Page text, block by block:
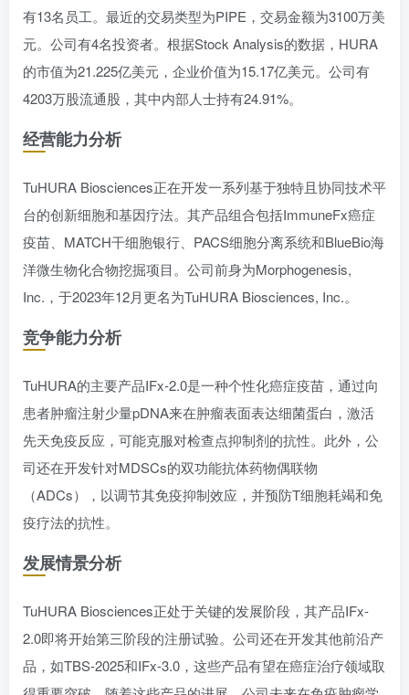
有13名员工。最近的交易类型为PIPE，交易金额为3100万美
元。公司有4名投资者。根据Stock Analysis的数据，HURA
的市值为21.225亿美元，企业价值为15.17亿美元。公司有
4203万股流通股，其中内部人士持有24.91%。
经营能力分析
TuHURA Biosciences正在开发一系列基于独特且协同技术平
台的创新细胞和基因疗法。其产品组合包括ImmuneFx癌症
疫苗、MATCH干细胞银行、PACS细胞分离系统和BlueBio海
洋微生物化合物挖掘项目。公司前身为Morphogenesis,
Inc.，于2023年12月更名为TuHURA Biosciences, Inc.。
竞争能力分析
TuHURA的主要产品IFx-2.0是一种个性化癌症疫苗，通过向
患者肿瘤注射少量pDNA来在肿瘤表面表达细菌蛋白，激活
先天免疫反应，可能克服对检查点抑制剂的抗性。此外，公
司还在开发针对MDSCs的双功能抗体药物偶联物
（ADCs），以调节其免疫抑制效应，并预防T细胞耗竭和免
疫疗法的抗性。
发展情景分析
TuHURA Biosciences正处于关键的发展阶段，其产品IFx-
2.0即将开始第三阶段的注册试验。公司还在开发其他前沿产
品，如TBS-2025和IFx-3.0，这些产品有望在癌症治疗领域取